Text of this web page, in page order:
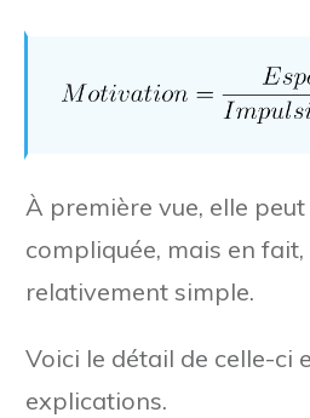
À première vue, elle
compliquée, mais en fait,
relativement simple.
Voici le détail de celle-ci
explications.